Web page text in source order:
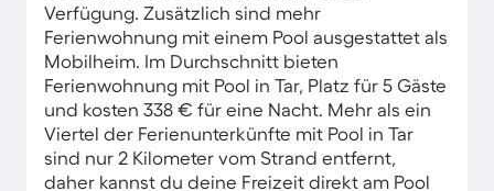
Verfügung. Zusätzlich sind mehr
Ferienwohnung mit einem Pool ausgestattet als
Mobilheim. Im Durchschnitt bieten
Ferienwohnung mit Pool in Tar, Platz für 5 Gäste
und kosten 338 € für eine Nacht. Mehr als ein
Viertel der Ferienunterkünfte mit Pool in Tar
sind nur 2 Kilometer vom Strand entfernt,
daher kannst du deine Freizeit direkt am Pool